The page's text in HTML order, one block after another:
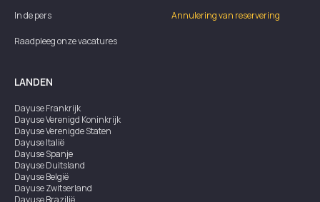
In de pers
Raadpleeg onze vacatures
Annulering van reservering
LANDEN
DayuseFrankrijk
DayuseVerenigd Koninkrijk
DayuseVerenigde Staten
DayuseItalië
DayuseSpanje
DayuseDuitsland
DayuseBelgië
DayuseZwitserland
DayuseBrazilië